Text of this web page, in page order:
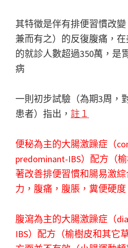
其特徵是伴有排便習慣改
兼而有之）的反復腹痛，
的就診人數超過350萬，是
病
一則初步試驗（為期3周，
患者）指出， 註１
便秘為主的大腸激躁症（
predominant-IBS）配方（
著改善排便習慣和腸易激
力，腹痛，腹脹，糞便硬度
腹瀉為主的大腸激躁症（
IBS）配方（榆樹皮和其它